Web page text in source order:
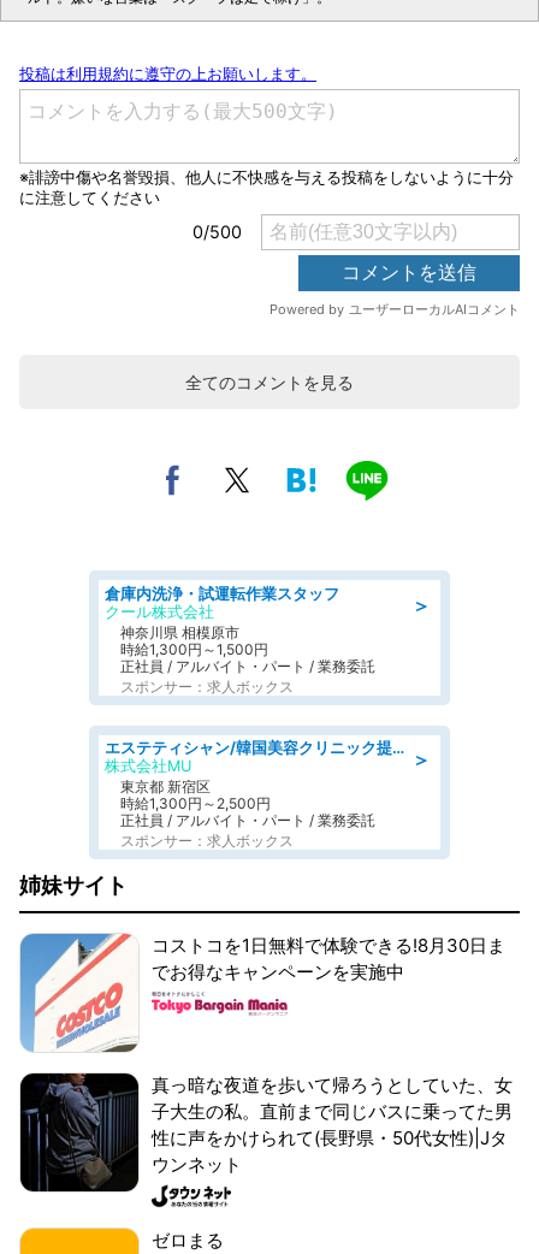
全てのコメントを見る
＞
倉庫内洗浄・試運転作業スタッフ
クール株式会社
神奈川県 相模原市
時給1,300円～1,500円
正社員 / アルバイト・パート / 業務委託
スポンサー：求人ボックス
＞
エステティシャン/韓国美容クリニック提携サロン
株式会社MU
東京都 新宿区
時給1,300円～2,500円
正社員 / アルバイト・パート / 業務委託
スポンサー：求人ボックス
姉妹サイト
コストコを1日無料で体験できる!8月30日ま
でお得なキャンペーンを実施中
真っ暗な夜道を歩いて帰ろうとしていた、女
子大生の私。直前まで同じバスに乗ってた男
性に声をかけられて(長野県・50代女性)|Jタ
ウンネット
ゼロまる